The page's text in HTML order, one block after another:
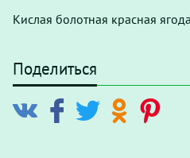
Кислая болотная красная ягода
Поделиться